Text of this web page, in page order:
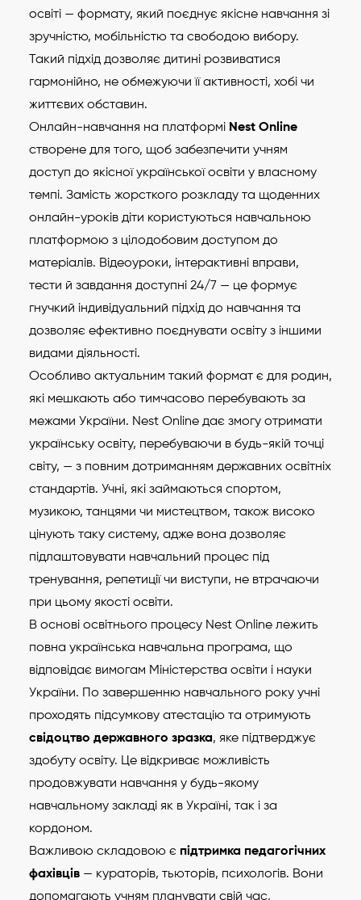
освіті — формату, який поєднує якісне навчання зі
зручністю, мобільністю та свободою вибору.
Такий підхід дозволяє дитині розвиватися
гармонійно, не обмежуючи її активності, хобі чи
життєвих обставин.
Онлайн-навчання на платформі Nest Online
створене для того, щоб забезпечити учням
доступ до якісної української освіти у власному
темпі. Замість жорсткого розкладу та щоденних
онлайн-уроків діти користуються навчальною
платформою з цілодобовим доступом до
матеріалів. Відеоуроки, інтерактивні вправи,
тести й завдання доступні 24/7 — це формує
гнучкий індивідуальний підхід до навчання та
дозволяє ефективно поєднувати освіту з іншими
видами діяльності.
Особливо актуальним такий формат є для родин,
які мешкають або тимчасово перебувають за
межами України. Nest Online дає змогу отримати
українську освіту, перебуваючи в будь-якій точці
світу, — з повним дотриманням державних освітніх
стандартів. Учні, які займаються спортом,
музикою, танцями чи мистецтвом, також високо
цінують таку систему, адже вона дозволяє
підлаштовувати навчальний процес під
тренування, репетиції чи виступи, не втрачаючи
при цьому якості освіти.
В основі освітнього процесу Nest Online лежить
повна українська навчальна програма, що
відповідає вимогам Міністерства освіти і науки
України. По завершенню навчального року учні
проходять підсумкову атестацію та отримують
свідоцтво державного зразка, яке підтверджує
здобуту освіту. Це відкриває можливість
продовжувати навчання у будь-якому
навчальному закладі як в Україні, так і за
кордоном.
Важливою складовою є підтримка педагогічних
фахівців — кураторів, тьюторів, психологів. Вони
допомагають учням планувати свій час,